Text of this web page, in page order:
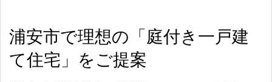
浦安市で理想の「庭付き一戸建
て住宅」をご提案